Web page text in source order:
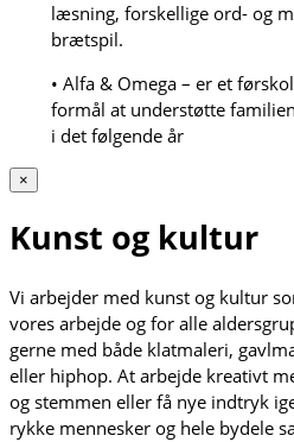
læsning, forskellige ord- og
brætspil.
• Alfa & Omega – er et
formål at understøtte
i det følgende år
×
Kunst og kultur
Vi arbejder med kunst og kultur
vores arbejde og for alle
gerne med både klatmaleri,
eller hiphop. At arbejde kreativt
og stemmen eller få nye indtryk
rykke mennesker og hele bydele